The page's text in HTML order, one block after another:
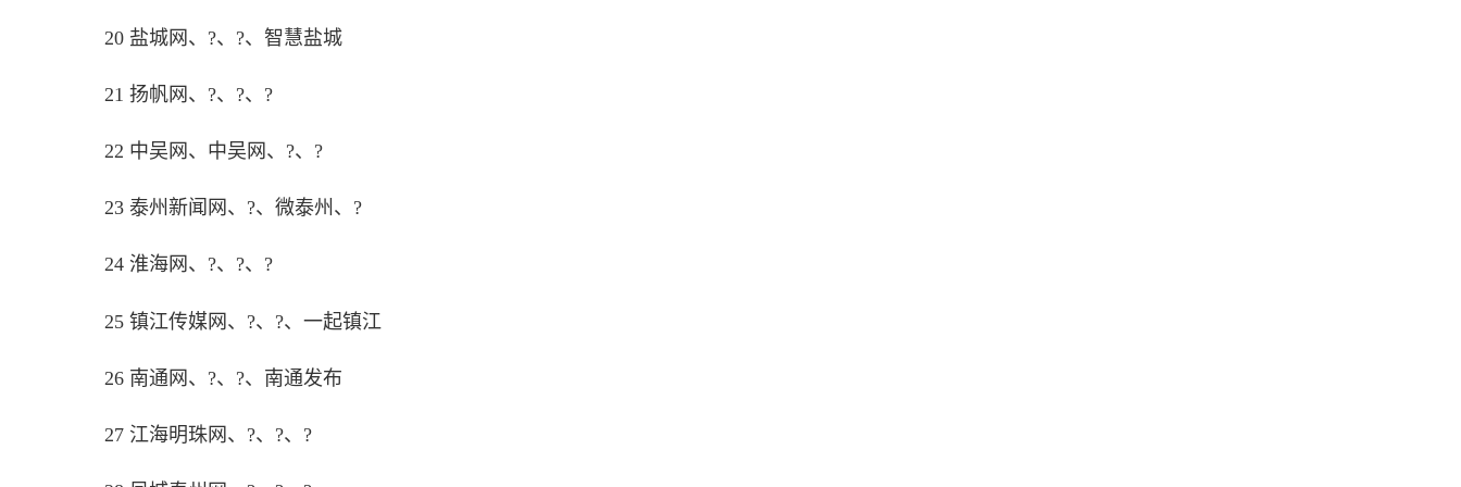
20 盐城网、?、?、智慧盐城
21 扬帆网、?、?、?
22 中吴网、中吴网、?、?
23 泰州新闻网、?、微泰州、?
24 淮海网、?、?、?
25 镇江传媒网、?、?、一起镇江
26 南通网、?、?、南通发布
27 江海明珠网、?、?、?